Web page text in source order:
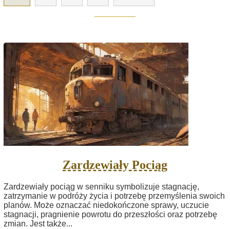
Zardzewiały Pociąg
Zardzewiały pociąg w senniku symbolizuje stagnację,
zatrzymanie w podróży życia i potrzebę przemyślenia swoich
planów. Może oznaczać niedokończone sprawy, uczucie
stagnacji, pragnienie powrotu do przeszłości oraz potrzebę
zmian. Jest także...